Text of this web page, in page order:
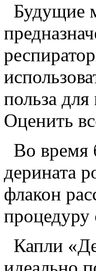
Будущие
польза
Оценить
Во время
дерината
флакон
процедуру
Капли